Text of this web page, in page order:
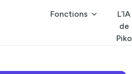
Fonctions
L’IA
de
Piko